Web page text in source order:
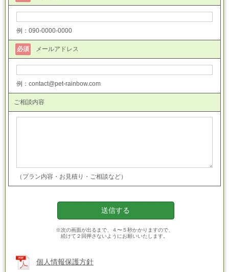
例：090-0000-0000
メールアドレス
必須
例：contact@pet-rainbow.com
ご相談内容
（プラン内容・お見積り・ご相談など）
※次の画面が出るまで、４〜５秒かかりますので、
続けて２回押さないようにお願いいたします。
個人情報保護方針